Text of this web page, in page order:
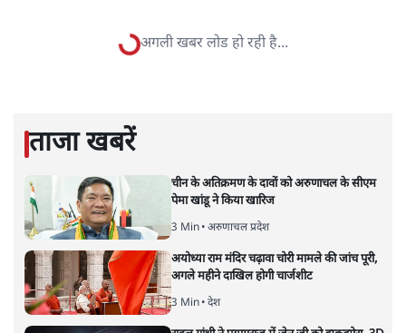
विश्लेषणात्मक और मानवीय स्वरों में से एक हैं। शिक्षा, समाज,
अगली खबर लोड हो रही है...